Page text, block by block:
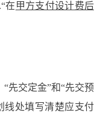
在 甲方支付设计费后
“先交定金”和“先交预
线处填写清楚应支付